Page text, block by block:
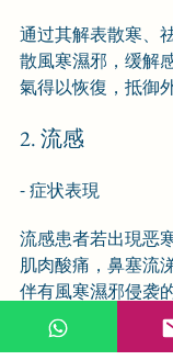
通过其解表散寒、
散風寒濕邪，缓解
氣得以恢復，抵御外
2. 流感
- 症状表現
流感患者若出現恶
肌肉酸痛，鼻塞流
伴有風寒濕邪侵袭
等，荊防敗毒散可
用。